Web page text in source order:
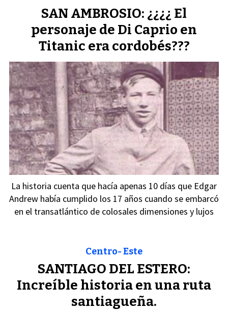
SAN AMBROSIO: ¿¿¿¿ El
personaje de Di Caprio en
Titanic era cordobés???
La historia cuenta que hacía apenas 10 días que Edgar
Andrew había cumplido los 17 años cuando se embarcó
en el transatlántico de colosales dimensiones y lujos
SANTIAGO DEL ESTERO:
Increíble historia en una ruta
santiagueña.
Centro- Este